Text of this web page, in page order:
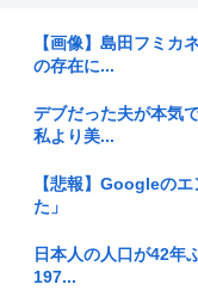
【画像】島田フミカ
の存在に...
デブだった夫が本気
私より美...
【悲報】Googleの
た」
日本人の人口が42年
197...